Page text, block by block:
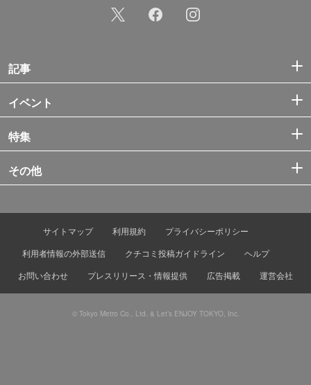
記事
イベント
特集
その他
サイトマップ 利用規約
プライバシーポリシー
利用者情報の外部送信
クチコミ投稿ガイドライン
ヘルプ
お問い合わせ
プレスリリース・情報提供 広告掲載 運営会社
© Tokyo Metro Co., Ltd. & Let’s ENJOY TOKYO, Inc.